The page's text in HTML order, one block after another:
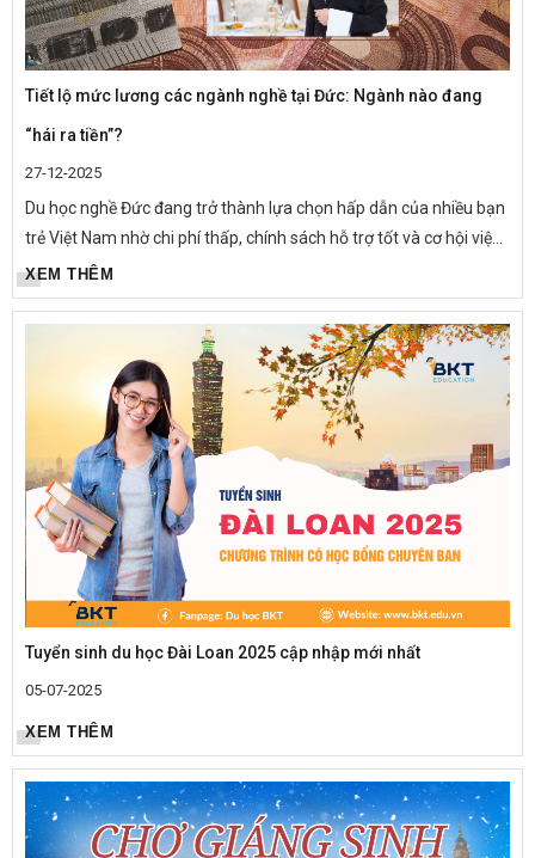
Tiết lộ mức lương các ngành nghề tại Đức: Ngành nào đang
“hái ra tiền”?
27-12-2025
Du học nghề Đức đang trở thành lựa chọn hấp dẫn của nhiều bạn
trẻ Việt Nam nhờ chi phí thấp, chính sách hỗ trợ tốt và cơ hội việc
làm – định cư lâu dài. Một trong những yếu tố được quan tâm...
XEM THÊM
Tuyển sinh du học Đài Loan 2025 cập nhập mới nhất
05-07-2025
XEM THÊM